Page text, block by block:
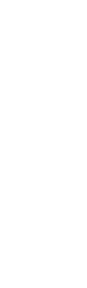
de acceder al
una hora de cola
no desaprovechéis
del ferry después de